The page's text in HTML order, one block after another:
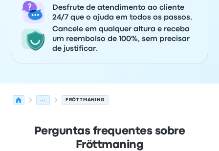
Desfrute de atendimento ao cliente
24/7 que o ajuda em todos os passos.
Cancele em qualquer altura e receba
um reembolso de 100%, sem precisar
de justificar.
... FRÖTTMANING
Perguntas frequentes sobre
Fröttmaning